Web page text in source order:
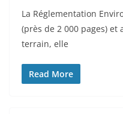
La Réglementation
(près de 2 000 pages)
terrain, elle
Read More